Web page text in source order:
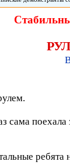
сожгли
АСЕАН.
сама
ребята